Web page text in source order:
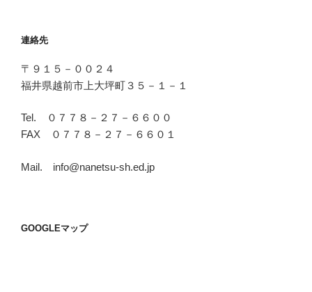
連絡先
〒９１５－００２４
福井県越前市上大坪町３５－１－１
Tel. ０７７８－２７－６６００
FAX ０７７８－２７－６６０１
Mail. info@nanetsu-sh.ed.jp
GOOGLEマップ